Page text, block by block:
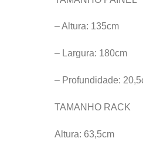
– Altura: 135cm
– Largura: 180cm
– Profundidade:
TAMANHO RACK
Altura: 63,5cm